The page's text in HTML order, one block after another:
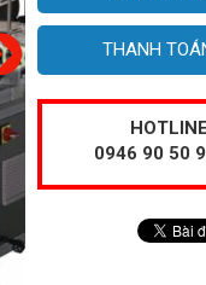
THANH
0946 90 50